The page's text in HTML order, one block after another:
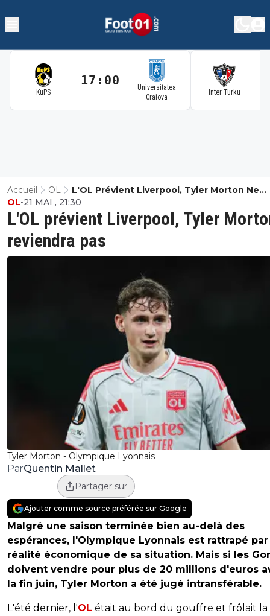
KuPS
17:00
Universitatea
Craiova
Inter Turku
Accueil OL
L'OL Prévient Liverpool, Tyler Morton Ne
Reviendra Pas
Tyler Morton - Olympique Lyonnais
L'OL prévient Liverpool, Tyler
reviendra pas
OL•21 MAI , 21:30
ParQuentin Mallet
Partager sur
Ajouter comme source préférée sur Google
Malgré une saison terminée bien au-delà des
espérances, l'Olympique Lyonnais est rattrapé par
réalité économique de sa situation. Mais si les
doivent vendre pour plus de 20 millions d'euros
la fin juin, Tyler Morton a été jugé intransférable.
L'été dernier, l'OL était au bord du gouffre et frôlait la